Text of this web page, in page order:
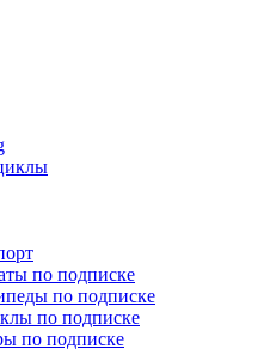
по подписке
по подписке
по подписке
по подписке